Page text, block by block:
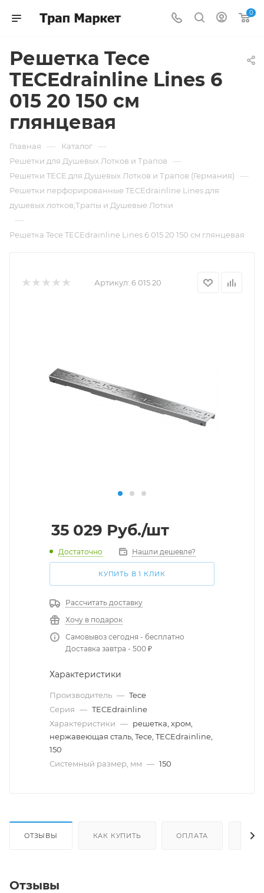
0
Решетка Tece
TECEdrainline Lines 6
015 20 150 см
глянцевая
Главная — Каталог —
Решетки для Душевых Лотков и Трапов —
Решетки TECE для Душевых Лотков и Трапов (Германия) —
Решетки перфорированные TECEdrainline Lines для
душевых лотков;Трапы и Душевые Лотки
—
Решетка Tece TECEdrainline Lines 6 015 20 150 см глянцевая
Артикул: 6 015 20
35 029 Руб./шт
Достаточно Нашли дешевле?
КУПИТЬ В 1 КЛИК
Рассчитать доставку
Хочу в подарок
Самовывоз сегодня - бесплатно
Доставка завтра - 500 ₽
Характеристики
Производитель — Tece
Серия — TECEdrainline
Характеристики — решетка, хром,
нержавеющая сталь, Tece, TECEdrainline,
150
Системный размер, мм — 150
ОТЗЫВЫ КАК КУПИТЬ ОПЛАТА
Отзывы